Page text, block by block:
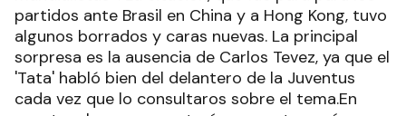
partidos ante Brasil en China y a Hong Kong, tuvo
algunos borrados y caras nuevas. La principal
sorpresa es la ausencia de Carlos Tevez, ya que el
'Tata' habló bien del delantero de la Juventus
cada vez que lo consultaros sobre el tema.En